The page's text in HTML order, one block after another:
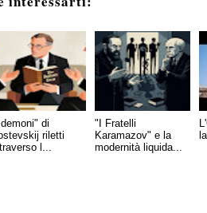
di
riletti
l...
"I Fratelli
Karamazov" e la
modernità liquida...